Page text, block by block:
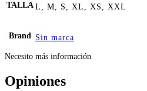
TALLA L, M, S, XL, XS, XXL
Brand Sin marca
Necesito más información
Opiniones